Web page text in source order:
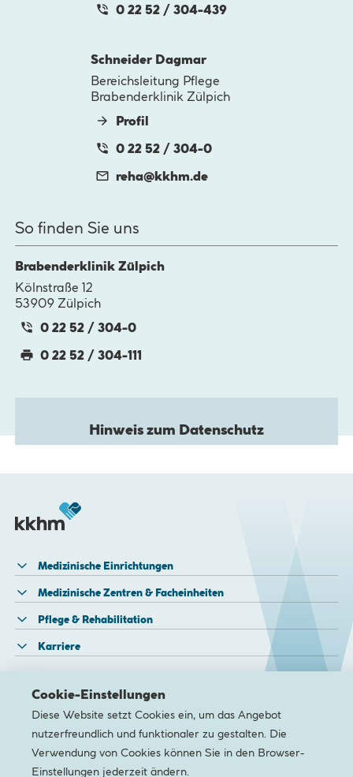
0 22 52 / 304-439
Schneider Dagmar
Bereichsleitung Pflege
Brabenderklinik Zülpich
Profil
0 22 52 / 304-0
reha@kkhm.de
So finden Sie uns
Brabenderklinik Zülpich
Kölnstraße 12
53909 Zülpich
0 22 52 / 304-0
0 22 52 / 304-111
Hinweis zum Datenschutz
Medizinische Einrichtungen
Medizinische Zentren & Facheinheiten
Pflege & Rehabilitation
Karriere
Cookie-Einstellungen
Diese Website setzt Cookies ein, um das Angebot
nutzerfreundlich und funktionaler zu gestalten. Die
Verwendung von Cookies können Sie in den Browser-
Einstellungen jederzeit ändern.